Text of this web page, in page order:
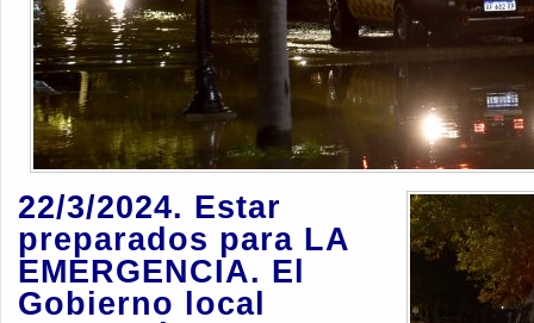
22/3/2024. Estar
preparados para LA
EMERGENCIA. El
Gobierno local